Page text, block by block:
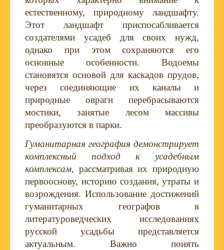
естественному, природному ландшафту.
Этот ландшафт приспосабливается
создателями усадеб для своих нужд,
однако при этом сохраняются его
основные особенности. Водоемы
становятся основой для каскадов прудов,
через соединяющие их каналы и
природные овраги перебрасываются
мостики, занятые лесом массивы
преобразуются в парки.
Гуманитарная география демонстрирует
комплексный подход к усадебным
комплексам, рассматривая их природную
первооснову, историю создания, утраты и
возрождения. Использование достижений
гуманитарных географов в
литературоведческих исследованиях
русской усадьбы представляется
актуальным. Важно понять